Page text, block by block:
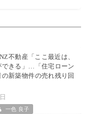
不動産「ここ最近は、
できる」…「住宅ローン
新築物件の売れ残り回
一色 良子